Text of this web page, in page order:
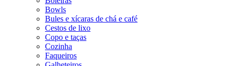
Bowls
Bules e xícaras de chá e café
Cestos de lixo
Copo e taças
Cozinha
Faqueiros